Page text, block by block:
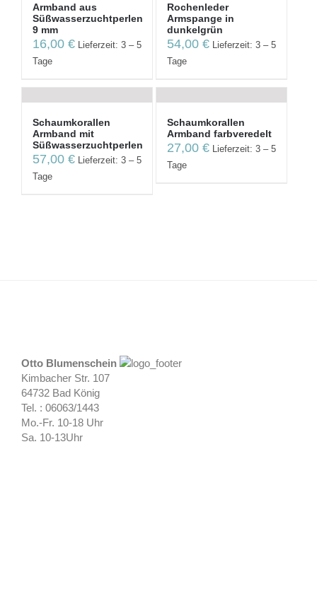
Armband aus
Süßwasserzuchtperlen
9 mm
16,00 €
Lieferzeit: 3 – 5
Tage
Rochenleder
Armspange in
dunkelgrün
54,00€
Lieferzeit: 3 – 5
Tage
Schaumkorallen
Armband mit
Süßwasserzuchtperlen
57,00 €
Lieferzeit: 3 – 5
Tage
Schaumkorallen
Armband farbveredelt
27,00€
Lieferzeit: 3 – 5
Tage
Otto Blumenschein
Kimbacher Str. 107
64732 Bad König
Tel. : 06063/1443
Mo.-Fr. 10-18 Uhr
Sa. 10-13Uhr